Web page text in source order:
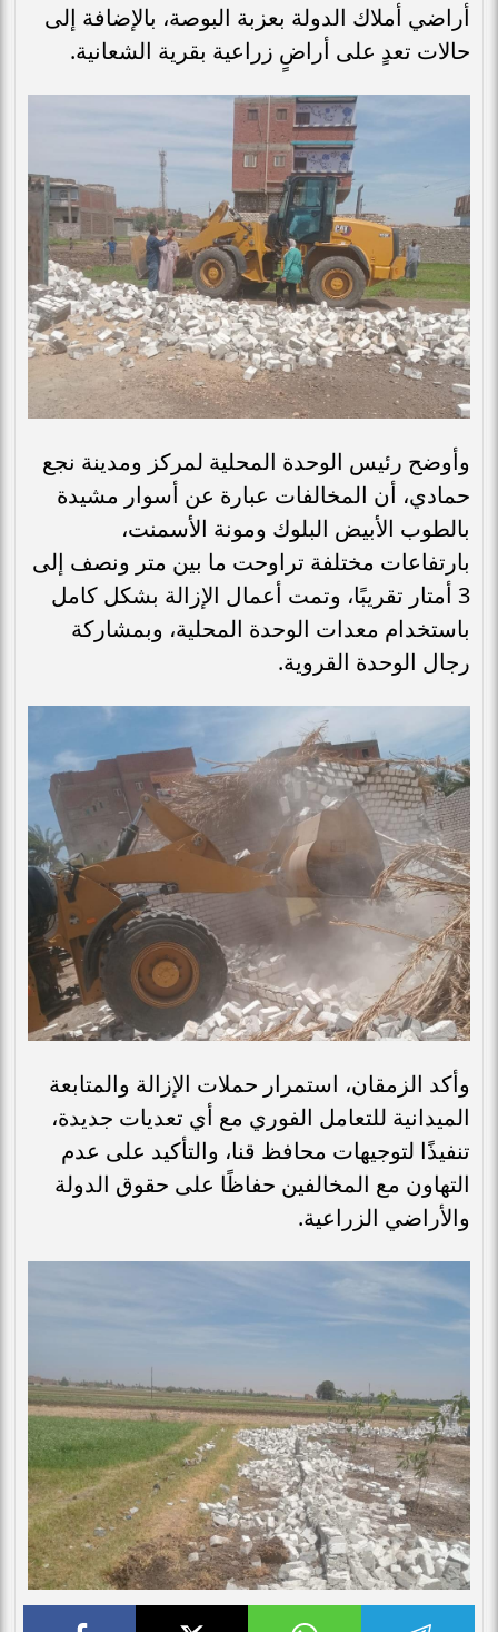
أراضي أملاك الدولة بعزبة البوصة، بالإضافة إلى
حالات تعدٍ على أراضٍ زراعية بقرية الشعانية.
وأوضح رئيس الوحدة المحلية لمركز ومدينة نجع
حمادي، أن المخالفات عبارة عن أسوار مشيدة
بالطوب الأبيض البلوك ومونة الأسمنت،
بارتفاعات مختلفة تراوحت ما بين متر ونصف إلى
3 أمتار تقريبًا، وتمت أعمال الإزالة بشكل كامل
باستخدام معدات الوحدة المحلية، وبمشاركة
رجال الوحدة القروية.
وأكد الزمقان، استمرار حملات الإزالة والمتابعة
الميدانية للتعامل الفوري مع أي تعديات جديدة،
تنفيذًا لتوجيهات محافظ قنا، والتأكيد على عدم
التهاون مع المخالفين حفاظًا على حقوق الدولة
والأراضي الزراعية.